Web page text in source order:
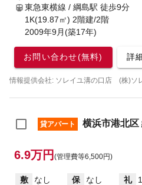
東急東横線 / 綱島駅 徒歩9分
1K(19.87㎡) 2階建/2階
2009年9月(築17年)
お問い合わせ(無料) 詳
情報提供会社: ソレイユ溝の口店 (株)ソ
貸アパート 横浜市港北区
6.9万円 (管理費等6,500円)
敷 なし 保 なし 礼